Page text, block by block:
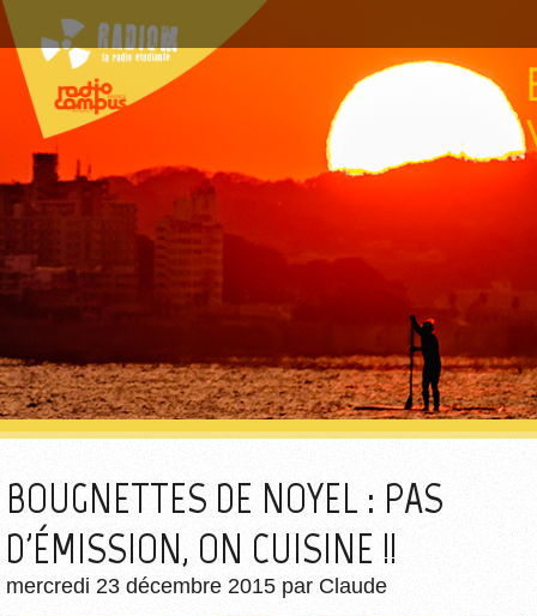
BOUGNETTES DE NOYEL : PAS
D'ÉMISSION, ON CUISINE !!
mercredi 23 décembre 2015 par Claude